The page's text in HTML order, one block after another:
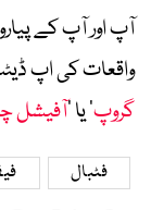
آپ اور آپ کے
واقعات کی اپ
گروپ‘ یا ’آفیشل
فٹبال